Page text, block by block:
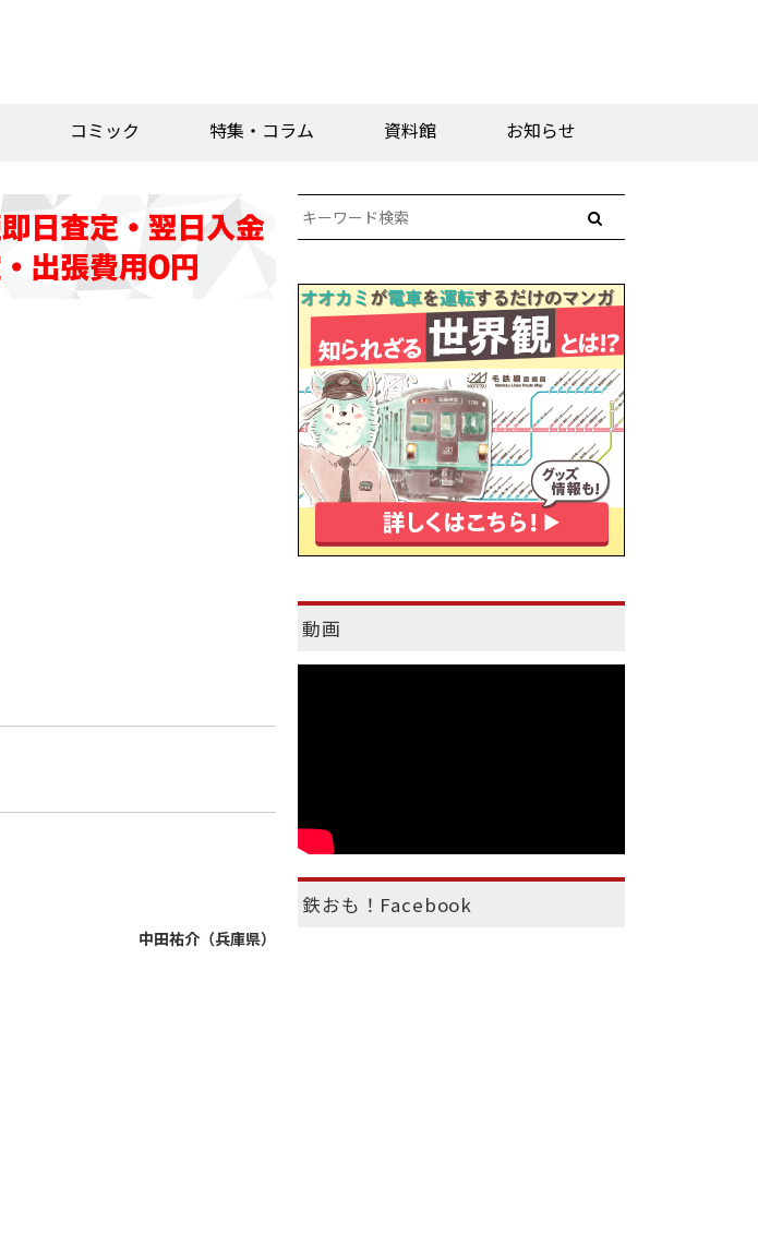
コミック 特集・コラム 資料館 お知らせ
中田祐介（兵庫県）
動画
鉄おも！Facebook